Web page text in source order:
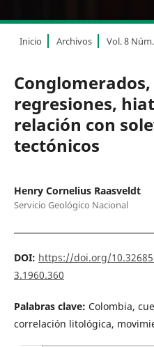
Inicio Archivos Vol. 8
regresiones,
relación con
tectónicos
Henry Cornelius Raasveldt
Servicio Geológico Nacional
DOI: https://doi.org/
3.1960.360
Palabras clave: Colombia,
correlación litológica,